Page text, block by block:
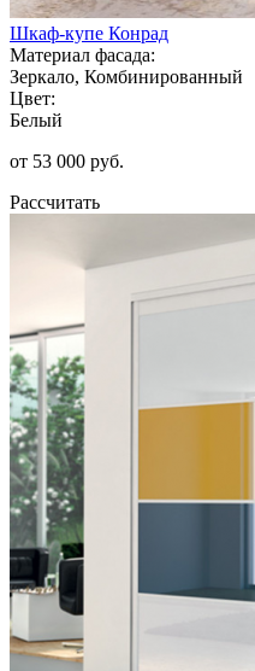
Шкаф-купе Конрад
Материал фасада:
Зеркало, Комбинированный
Цвет:
Белый
от 53 000 руб.
Рассчитать